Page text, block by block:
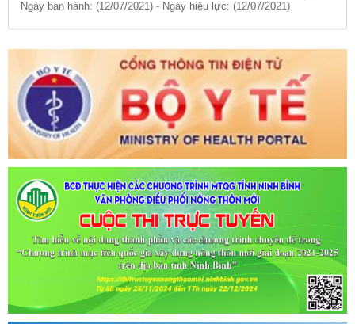
KHAI BÁO Y TẾ THEO THÔNG BÁO KHẨN CỦA BỘ Y TẾ)
Ngày ban hành: (09/07/2021) -Ngày hiệu lực: (09/07/2021)
Tên:(CẬP NHẬT DANH SÁCH CÁC ĐỊA ĐIỂM NGUY CƠ CẦN
KHAI BÁO Y TẾ THEO THÔNG BÁO KHẨN CỦA BỘ Y TẾ)
Ngày ban hành: (06/07/2021) -Ngày hiệu lực: (06/07/2021)
Tên:(CẬP NHẬT DANH SÁCH CÁC ĐỊA ĐIỂM NGUY CƠ CẦN
KHAI BÁO Y TẾ THEO THÔNG BÁO KHẨN CỦA BỘ Y TẾ)
Ngày ban hành: (02/07/2021) -Ngày hiệu lực: (02/07/2021)